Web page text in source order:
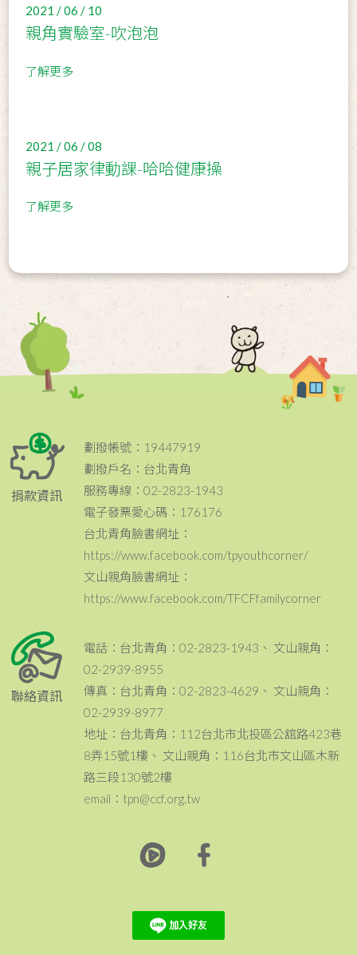
2021 / 06 / 10
親角實驗室-吹泡泡
了解更多
2021 / 06 / 08
親子居家律動課-哈哈健康操
了解更多
捐款資訊
劃撥帳號：19447919
劃撥戶名：台北青角
服務專線：02-2823-1943
電子發票愛心碼：176176
台北青角臉書網址：
https://www.facebook.com/tpyouthcorner/
文山親角臉書網址：
https://www.facebook.com/TFCFfamilycorner
聯絡資訊
電話：台北青角：02-2823-1943、 文山親角：
02-2939-8955
傳真：台北青角：02-2823-4629、 文山親角：
02-2939-8977
地址：台北青角：112台北市北投區公舘路423巷
8弄15號1樓、 文山親角：116台北市文山區木新
路三段130號2樓
email：tpn@ccf.org.tw